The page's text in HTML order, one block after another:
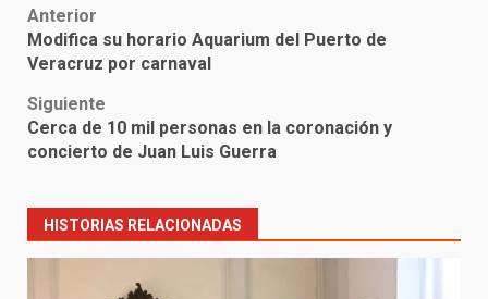
Post
navigation
Anterior
Modifica su horario Aquarium del Puerto de
Veracruz por carnaval
Siguiente
Cerca de 10 mil personas en la coronación y
concierto de Juan Luis Guerra
HISTORIAS RELACIONADAS